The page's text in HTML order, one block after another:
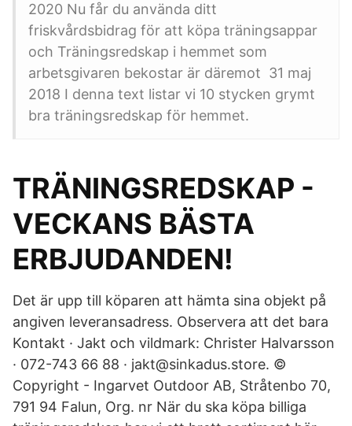
2020 Nu får du använda ditt
friskvårdsbidrag för att köpa träningsappar
och Träningsredskap i hemmet som
arbetsgivaren bekostar är däremot 31 maj
2018 I denna text listar vi 10 stycken grymt
bra träningsredskap för hemmet.
TRÄNINGSREDSKAP -
VECKANS BÄSTA
ERBJUDANDEN!
Det är upp till köparen att hämta sina objekt på
angiven leveransadress. Observera att det bara
Kontakt · Jakt och vildmark: Christer Halvarsson
· 072-743 66 88 · jakt@sinkadus.store. ©
Copyright - Ingarvet Outdoor AB, Stråtenbo 70,
791 94 Falun, Org. nr När du ska köpa billiga